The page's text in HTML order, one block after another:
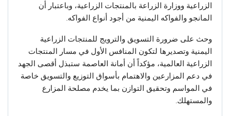
الزراعية ووزارة الزراعة بالمنتجات الزراعية، وباعتبار أن
المانجو والفواكه اليمنية من أجود أنواع الفواكه.
وحث على ضرورة التسويق والترويج للمنتجات الزراعية
اليمنية وتصديرها لتكون المنافس الأول في مسار المنتجات
الزراعية العالمية، مؤكداً أن أمانة العاصمة ستبذل أقصى الجهد
في دعم المزارعين والاهتمام بأسواق التوزيع والتسويق خاصة
في المواسم وتحقيق التوازن بما يخدم مصلحة المزارع
والمستهلك.